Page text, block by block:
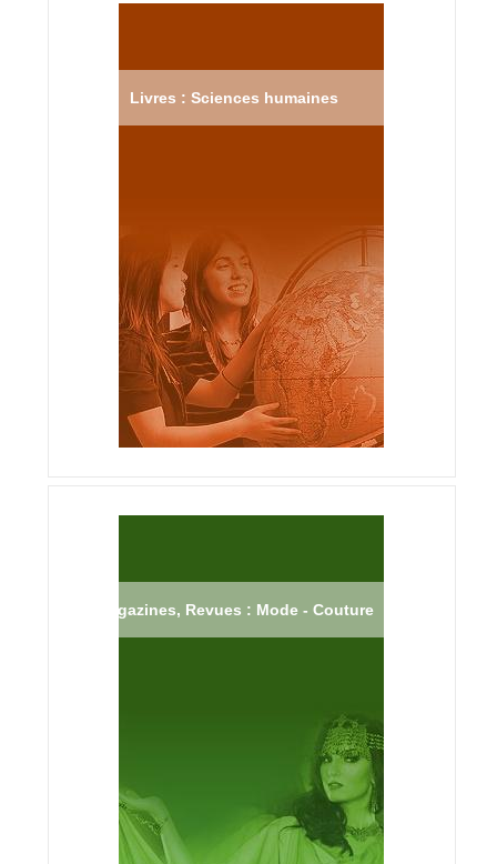
Livres : Sciences humaines
Magazines, Revues : Mode - Couture